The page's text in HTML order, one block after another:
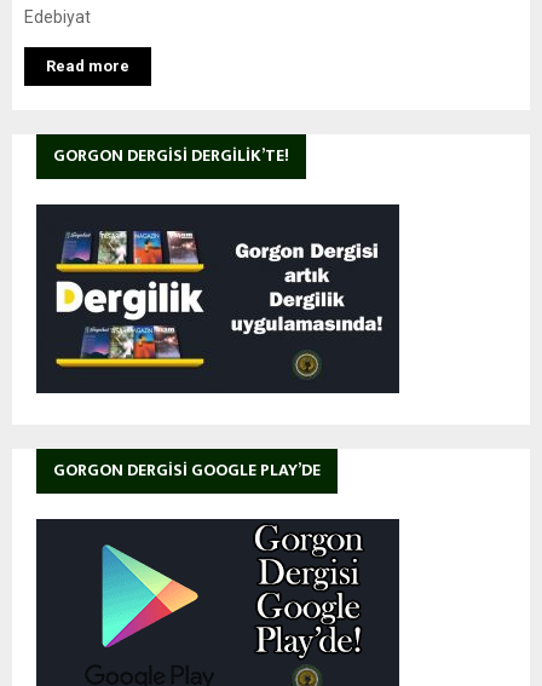
Edebiyat
Read more
GORGON DERGISI DERGILIK’TE!
GORGON DERGISI GOOGLE PLAY’DE